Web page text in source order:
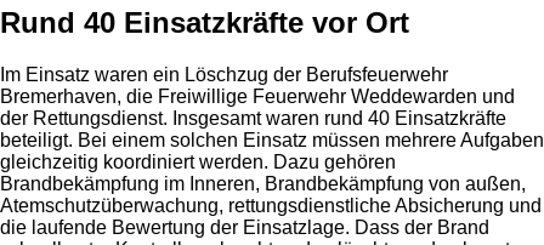
Rund 40 Einsatzkräfte vor Ort
Im Einsatz waren ein Löschzug der Berufsfeuerwehr
Bremerhaven, die Freiwillige Feuerwehr Weddewarden und
der Rettungsdienst. Insgesamt waren rund 40 Einsatzkräfte
beteiligt. Bei einem solchen Einsatz müssen mehrere Aufgaben
gleichzeitig koordiniert werden. Dazu gehören
Brandbekämpfung im Inneren, Brandbekämpfung von außen,
Atemschutzüberwachung, rettungsdienstliche Absicherung und
die laufende Bewertung der Einsatzlage. Dass der Brand